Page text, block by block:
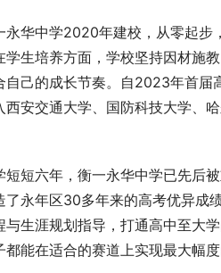
永华中学2020年建校，从零起步
学生培养方面，学校坚持因材施
自己的成长节奏。自2023年首届
西安交通大学、国防科技大学、
短短六年，衡一永华中学已先后
了永年区30多年来的高考优异成
与生涯规划指导，打通高中至大
都能在适合的赛道上实现最大幅
这